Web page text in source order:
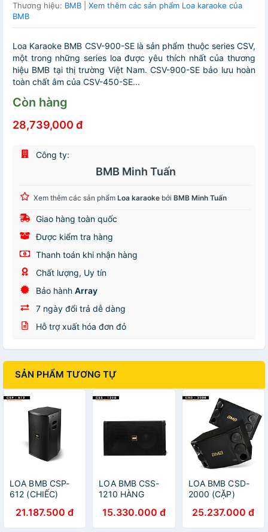
Thương hiệu: BMB
Xem thêm các sản phẩm Loa karaoke của
BMB
Loa Karaoke BMB CSV-900-SE là sản phẩm thuộc series CSV,
một trong những series loa được yêu thích nhất của thương
hiệu BMB tại thị trường Việt Nam. CSV-900-SE bảo lưu hoàn
toàn chất âm của CSV-450-SE...
Còn hàng
28,739,000 đ
Công ty:
BMB Minh Tuấn
Xem thêm các sản phẩm Loa karaoke bởi BMB Minh Tuấn
Giao hàng toàn quốc
Được kiểm tra hàng
Thanh toán khi nhận hàng
Chất lượng, Uy tín
Bảo hành Array
7 ngày đổi trả dễ dàng
Hỗ trợ xuất hóa đơn đỏ
SẢN PHẨM TƯƠNG TỰ
LOA BMB CSP-
612 (CHIẾC)
HÃNG NHẬP
KHẨU
21.187.500 đ
LOA BMB CSS-
1210 HÀNG
CHÍNH HÃNG
15.330.000 đ
LOA BMB CSD-
2000 (CẶP)
25.237.000 đ